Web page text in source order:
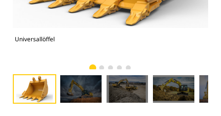
Universallöffel